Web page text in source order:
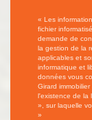
« Les
fichier
demande de
la gestion de la
applicables et
informatique et
données vous
Girard
l'existence de la
», sur laquelle
»